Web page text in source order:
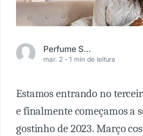
Perfume Shopping
mar. 2 -1 min de leitura
Estamos entrando no
e finalmente começamos a
gostinho de 2023. Março